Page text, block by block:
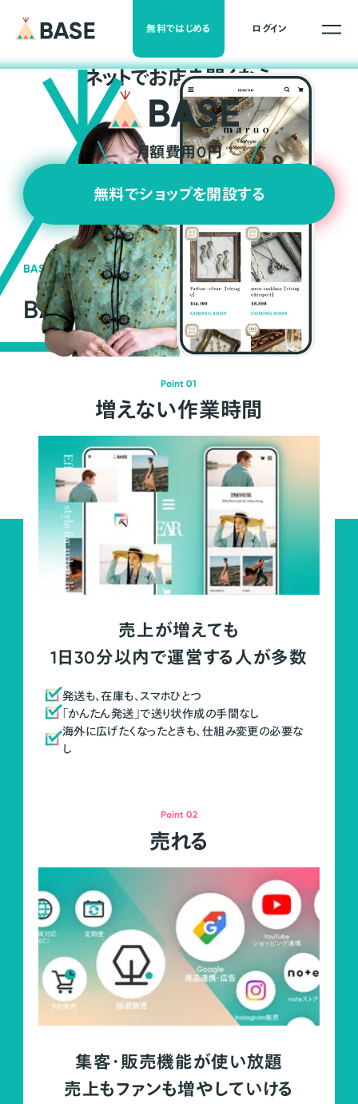
無料ではじめる ログイン
ネットでお店を開くなら
月額費用0円
無料でショップを開設する
BASEの強み
BASEが強い3つの理由
Point 01
増えない作業時間
売上が増えても
1日30分以内で運営する人が多数
発送も、在庫も、スマホひとつ
「かんたん発送」で送り状作成の手間なし
海外に広げたくなったときも、仕組み変更の必要な
し
Point 02
売れる
集客・販売機能が使い放題
売上もファンも増やしていける